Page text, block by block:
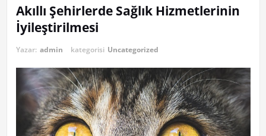
Akıllı Şehirlerde Sağlık Hizmetlerinin
İyileştirilmesi
Yazar: admin kategorisi Uncategorized